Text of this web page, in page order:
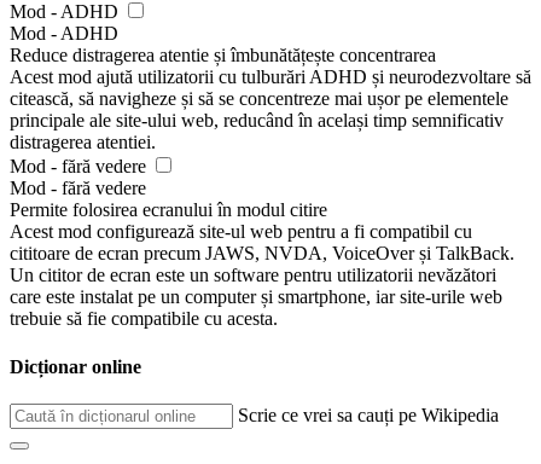
Mod - ADHD
Mod - ADHD
Reduce distragerea atentie și îmbunătățește concentrarea
Acest mod ajută utilizatorii cu tulburări ADHD și neurodezvoltare să
citească, să navigheze și să se concentreze mai ușor pe elementele
principale ale site-ului web, reducând în același timp semnificativ
distragerea atentiei.
Mod - fără vedere
Mod - fără vedere
Permite folosirea ecranului în modul citire
Acest mod configurează site-ul web pentru a fi compatibil cu
cititoare de ecran precum JAWS, NVDA, VoiceOver și TalkBack.
Un cititor de ecran este un software pentru utilizatorii nevăzători
care este instalat pe un computer și smartphone, iar site-urile web
trebuie să fie compatibile cu acesta.
Dicționar online
Scrie ce vrei sa cauți pe Wikipedia